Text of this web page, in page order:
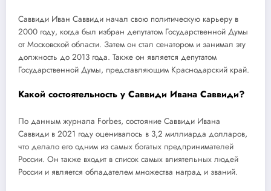
Саввиди Иван Саввиди начал свою политическую карьеру в
2000 году, когда был избран депутатом Государственной Думы
от Московской области. Затем он стал сенатором и занимал эту
должность до 2013 года. Также он является депутатом
Государственной Думы, представляющим Краснодарский край.
Какой состоятельность у Саввиди Ивана Саввиди?
По данным журнала Forbes, состояние Саввиди Ивана
Саввиди в 2021 году оценивалось в 3,2 миллиарда долларов,
что делало его одним из самых богатых предпринимателей
России. Он также входит в список самых влиятельных людей
России и является обладателем множества наград и званий.